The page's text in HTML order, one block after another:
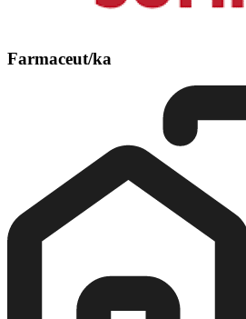
Farmaceut/ka